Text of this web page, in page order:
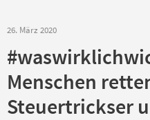
26. März 2020
Menschen
Steuertrickser